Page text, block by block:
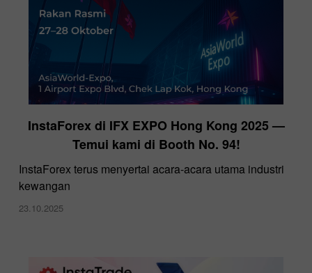
InstaForex di IFX EXPO Hong Kong 2025 —
Temui kami di Booth No. 94!
InstaForex terus menyertai acara-acara utama industri
kewangan
23.10.2025